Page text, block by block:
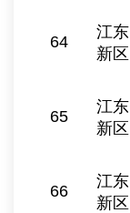
64
江东
新区
65
江东
新区
66
江东
新区